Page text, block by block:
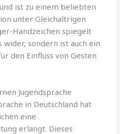
ist zu einem beliebten
unter Gleichaltrigen
Handzeichen spiegelt
sondern ist auch ein
den Einfluss von Gesten
Jugendsprache
in Deutschland hat
eine
erlangt. Dieses